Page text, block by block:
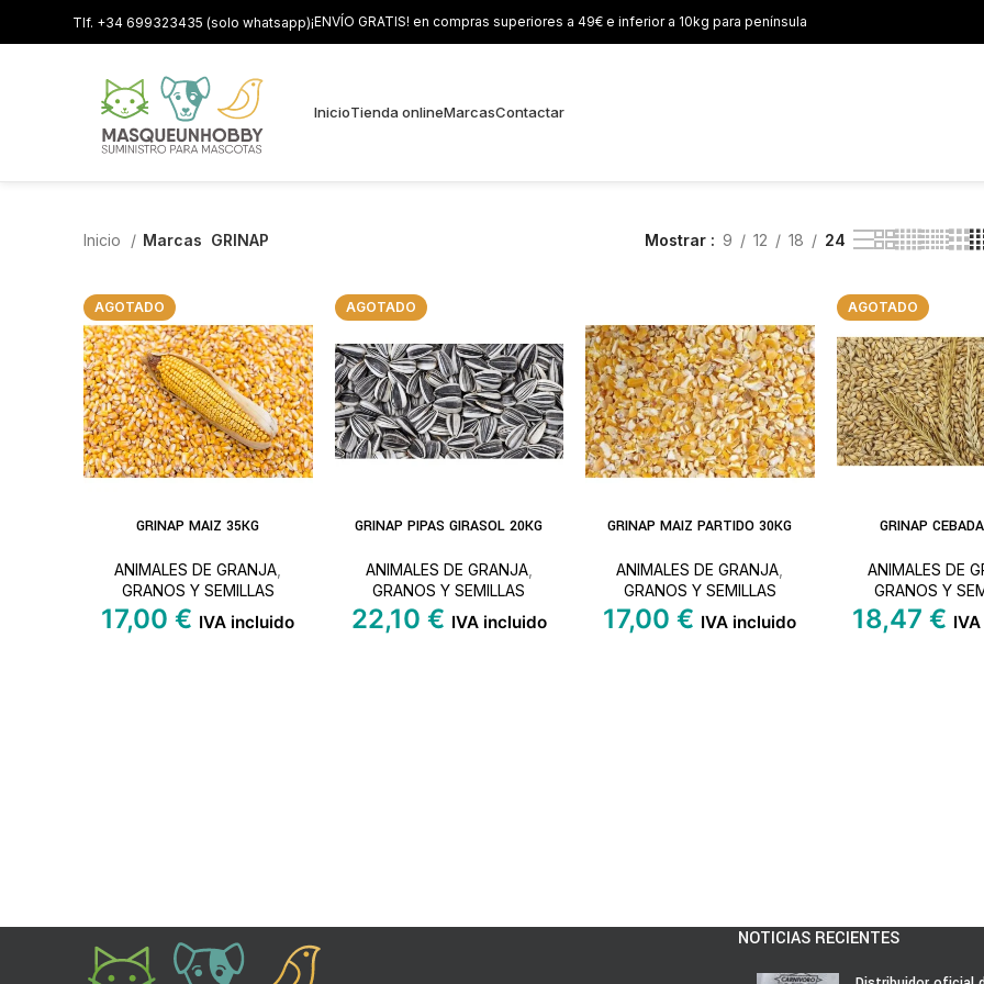
Tlf. +34 699323435 (solo whatsapp)¡ENVÍO GRATIS! en compras superiores a 49€ e inferior a 10kg para península
InicioTienda onlineMarcasContactar
Inicio Marcas GRINAP Mostrar 9 12 18 24
AGOTADO
LEER MÁSGRINAP MAIZ 35KG
ANIMALES DE GRANJA
GRANOS Y SEMILLAS
17,00€ IVA incluido
AGOTADO
LEER MÁS
GRINAP PIPAS GIRASOL 20KG
ANIMALES DE GRANJA,
GRANOS Y SEMILLAS
22,10 € IVA incluido
AÑADIR AL
GRINAP MAIZ PARTIDO 30KG
ANIMALES DE GRANJA
GRANOS Y SEMILLAS
17,00€ IVA incluido
AGOTADO
LEER MÁS
GRINAP
ANIMALES DE
GRANOS Y
18,47€
NOTICIAS RECIENTES